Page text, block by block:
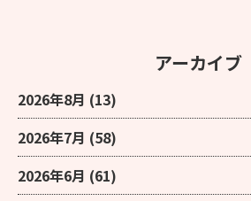
アーカイブ
2026年8月 (13)
2026年7月 (58)
2026年6月 (61)